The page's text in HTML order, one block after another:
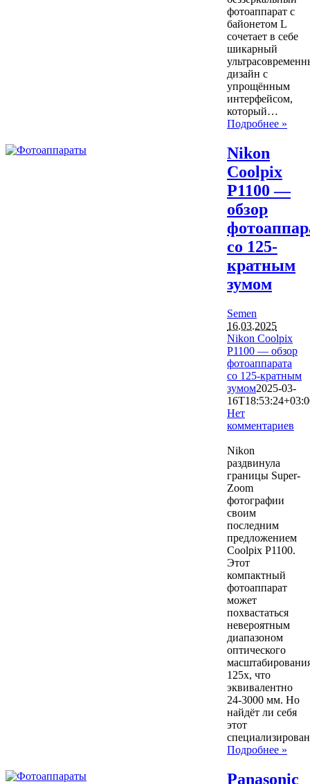
фотоаппарат с
байонетом L
сочетает в себе
шикарный
дизайн с
упрощённым
интерфейсом,
который…
Подробнее »
Nikon
Coolpix
P1100 —
обзор
со 125-
кратным
зумом
Semen
16.03.2025
Nikon Coolpix
P1100 — обзор
фотоаппарата
со 125-кратным
зумом2025-03-
Нет
комментариев
Nikon
раздвинула
границы Super-
Zoom
фотографии
своим
последним
предложением
Coolpix P1100.
Этот
компактный
фотоаппарат
может
похвастаться
невероятным
диапазоном
оптического
125х, что
эквивалентно
24-3000 мм. Но
найдёт ли себя
этот
Подробнее »
Panasonic